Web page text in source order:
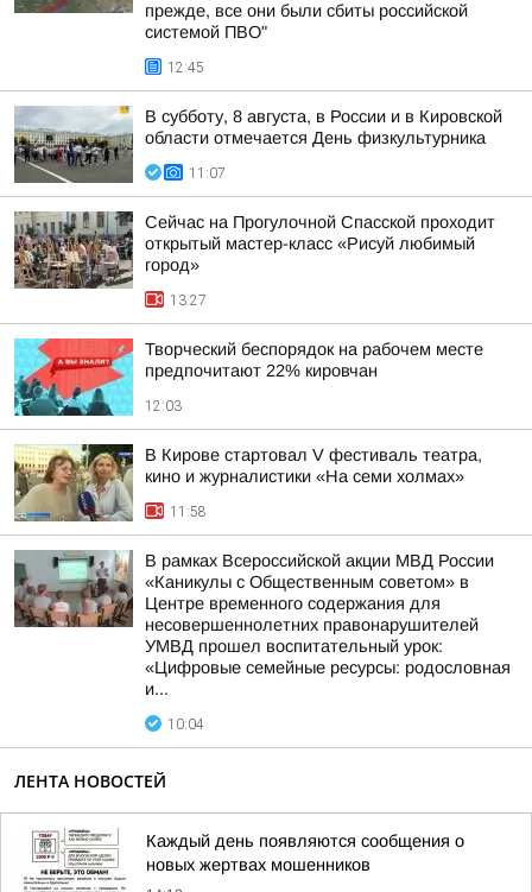
прежде, все они были сбиты российской
системой ПВО"
12:45
В субботу, 8 августа, в России и в Кировской
области отмечается День физкультурника
11:07
Сейчас на Прогулочной Спасской проходит
открытый мастер-класс «Рисуй любимый
город»
13:27
Творческий беспорядок на рабочем месте
предпочитают 22% кировчан
12:03
В Кирове стартовал V фестиваль театра,
кино и журналистики «На семи холмах»
11:58
В рамках Всероссийской акции МВД России
«Каникулы с Общественным советом» в
Центре временного содержания для
несовершеннолетних правонарушителей
УМВД прошел воспитательный урок:
«Цифровые семейные ресурсы: родословная
и...
10:04
ЛЕНТА НОВОСТЕЙ
Каждый день появляются сообщения о
новых жертвах мошенников